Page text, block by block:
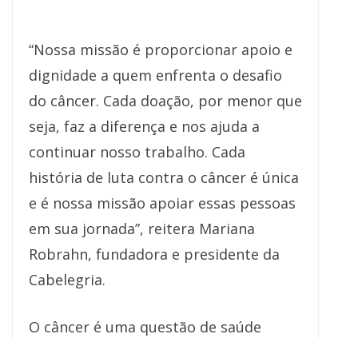
“Nossa missão é proporcionar apoio e
dignidade a quem enfrenta o desafio
do câncer. Cada doação, por menor que
seja, faz a diferença e nos ajuda a
continuar nosso trabalho. Cada
história de luta contra o câncer é única
e é nossa missão apoiar essas pessoas
em sua jornada”, reitera Mariana
Robrahn, fundadora e presidente da
Cabelegria.
O câncer é uma questão de saúde